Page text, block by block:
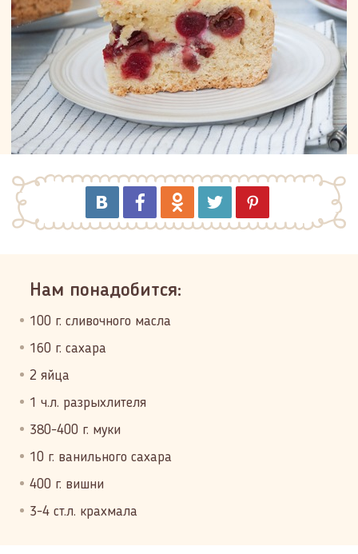
Нам понадобится:
100 г. сливочного масла
160 г. сахара
2 яйца
1 ч.л. разрыхлителя
380-400 г. муки
10 г. ванильного сахара
400 г. вишни
3-4 ст.л. крахмала